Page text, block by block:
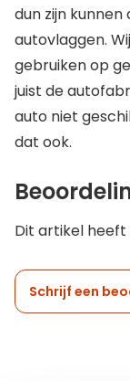
dun zijn
autovlaggen.
gebruiken op
juist de
auto niet
dat ook.
Dit artikel heeft
Schrijf een